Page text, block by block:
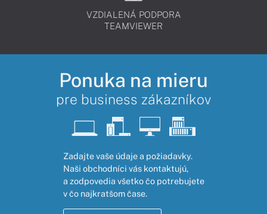
VZDIALENÁ PODPORA
TEAMVIEWER
Ponuka na mieru
pre business zákazníkov
Zadajte vaše údaje a požiadavky.
Naši obchodníci vás kontaktujú,
a zodpovedia všetko čo potrebujete
v čo najkratšom čase.